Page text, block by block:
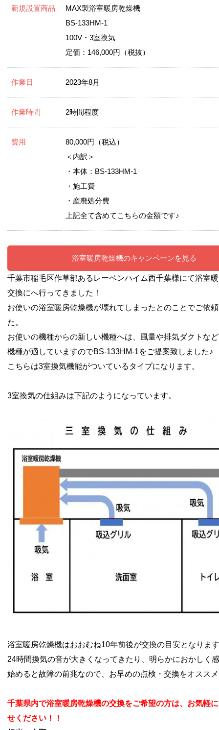
新規設置商品
MAX製浴室暖房乾燥機
BS-133HM-1
100V・3室換気
定価：146,000円（税抜）
作業日 2023年8月
作業時間 2時間程度
費用
80,000円（税込）
＜内訳＞
・本体：BS-133HM-1
・施工費
・産廃処分費
上記全て含めてこちらの金額です♪
浴室暖房乾燥機のキャンペーンを見る
千葉市稲毛区作草部あるレーベンハイム西千葉様にて浴室
交換にへ行ってきました！
お使いの浴室暖房乾燥機が壊れてしまった とのことでご依
た。
お使いの機種からの新しい機種へは、風量や排気ダクトな
機種が適していますのでBS-133HM-1をご提案致しました♪
こちらは3室換気機能がついているタイプになります。
3室換気の仕組みは下記のようになっています。
浴室暖房乾燥機はおおむね10年前後が交換の目安となりま
24時間換気の音が大きくなってきたり、明らかにおかしく
始めると故障の前兆なので、お早めの点検・交換をオスス
千葉県内で浴室暖房乾燥機の交換をご希望の方は、お気軽
せください！！